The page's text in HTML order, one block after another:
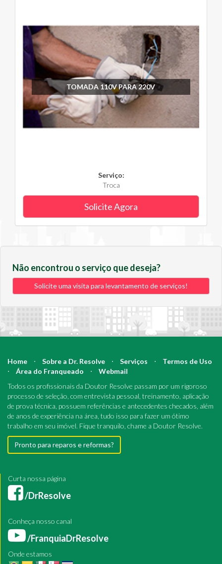
TOMADA 110V PARA 220V
Serviço:
Troca
Solicite Agora
Não encontrou o serviço que deseja?
Solicite uma visita para levantamento de serviços!
Home ⋅ Sobre a Dr. Resolve ⋅ Serviços ⋅
Termos de Uso
⋅
Área do Franqueado ⋅
Webmail
Todos os profissionais da Doutor Resolve passam por um rigoroso
processo de seleção, com entrevista pessoal, treinamento, aplicação
de prova técnica, possuem referências e antecedentes checados, além
de anos de experiência na área, tudo isso para fazer um ótimo
trabalho em seu imóvel. Fique tranquilo, chame a Doutor Resolve.
Pronto para reparos e reformas?
Curta nossa página
/DrResolve
Conheça nosso canal
/FranquiaDrResolve
Onde estamos